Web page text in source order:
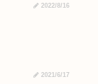
2022/8/16
2021/6/17